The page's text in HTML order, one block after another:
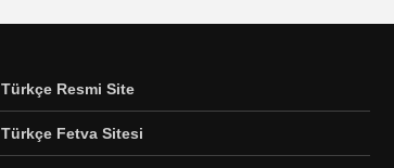
Türkçe Resmi Site
Türkçe Fetva Sitesi